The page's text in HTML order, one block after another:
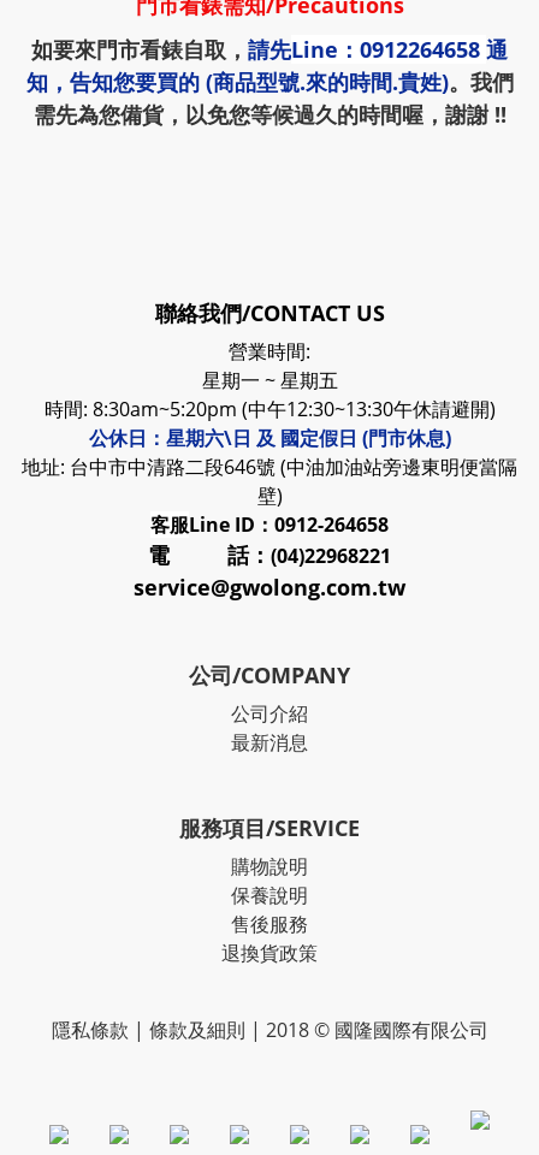
如要來門市看錶自取， 請先Line：0912264658 通
知，告知您要買的 (商品型號.來的時間.貴姓)。我們
需先為您備貨，以免您等候過久的時間喔，謝謝 !!
聯絡我們/CONTACT US
營業時間:
星期一 ~ 星期五
時間: 8:30am~5:20pm (中午12:30~13:30午休請避開)
公休日：星期六\日 及 國定假日 (門市休息)
地址: 台中市中清路二段646號 (中油加油站旁邊東明便當隔
壁)
客服Line ID：0912-264658
電 話： (04)22968221
service@gwolong.com.tw
公司/COMPANY
公司介紹
最新消息
服務項目/SERVICE
購物說明
保養說明
售後服務
退換貨政策
隱私條款 | 條款及細則 | 2018 © 國隆國際有限公司